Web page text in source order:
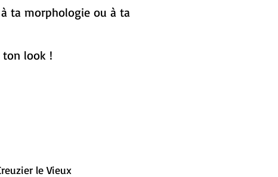
ta morphologie ou à ta
ton look !
le Vieux